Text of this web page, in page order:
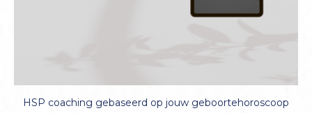
HSP coaching gebaseerd op jouw geboortehoroscoop